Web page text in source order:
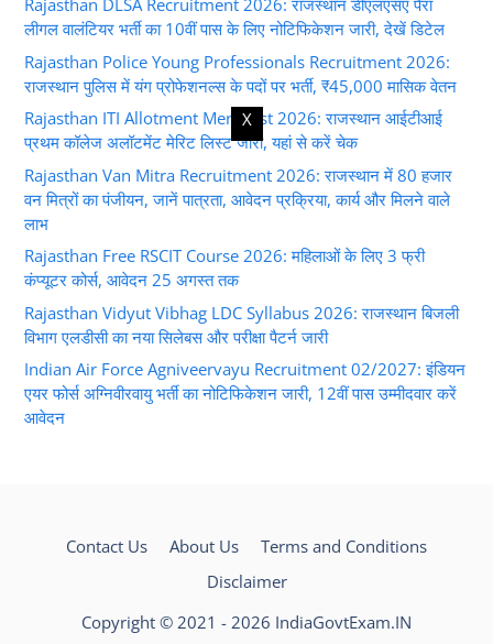
Rajasthan DLSA Recruitment 2026: राजस्थान डीएलएसए पैरा
लीगल वालंटियर भर्ती का 10वीं पास के लिए नोटिफिकेशन जारी, देखें डिटेल
Rajasthan Police Young Professionals Recruitment 2026:
राजस्थान पुलिस में यंग प्रोफेशनल्स के पदों पर भर्ती, ₹45,000 मासिक वेतन
Rajasthan ITI Allotment Merit List 2026: राजस्थान आईटीआई
प्रथम कॉलेज अलॉटमेंट मेरिट लिस्ट जारी, यहां से करें चेक
Rajasthan Van Mitra Recruitment 2026: राजस्थान में 80 हजार
वन मित्रों का पंजीयन, जानें पात्रता, आवेदन प्रक्रिया, कार्य और मिलने वाले
लाभ
Rajasthan Free RSCIT Course 2026: महिलाओं के लिए 3 फ्री
कंप्यूटर कोर्स, आवेदन 25 अगस्त तक
Rajasthan Vidyut Vibhag LDC Syllabus 2026: राजस्थान बिजली
विभाग एलडीसी का नया सिलेबस और परीक्षा पैटर्न जारी
Indian Air Force Agniveervayu Recruitment 02/2027: इंडियन
एयर फोर्स अग्निवीरवायु भर्ती का नोटिफिकेशन जारी, 12वीं पास उम्मीदवार करें
आवेदन
Contact Us About Us
Terms and Conditions
Disclaimer
Copyright © 2021 - 2026 IndiaGovtExam.IN
X